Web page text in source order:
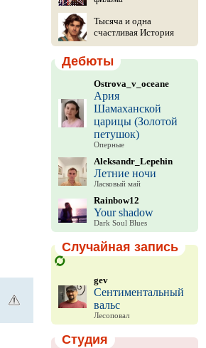
Тысяча и одна
счастливая История
Дебюты
Ostrova_v_oceane
Ария
Шамаханской
царицы (Золотой
петушок)
Оперные
Aleksandr_Lepehin
Летние ночи
Ласковый май
Rainbow12
Your shadow
Dark Soul Blues
Случайная запись
gev
Сентиментальный
вальс
Лесоповал
Студия